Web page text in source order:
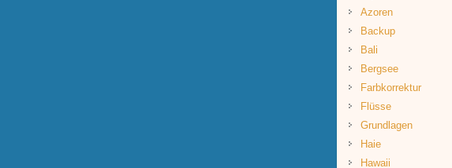
Azoren
Backup
Bali
Bergsee
Farbkorrektur
Flüsse
Grundlagen
Haie
Hawaii